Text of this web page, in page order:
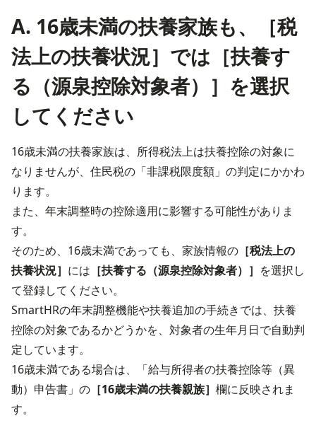
A. 16歳未満の扶養家族も、［税
法上の扶養状況］では［扶養す
る（源泉控除対象者）］を選択
してください
16歳未満の扶養家族は、所得税法上は扶養控除の対象に
なりませんが、住民税の「非課税限度額」の判定にかかわ
ります。
また、年末調整時の控除適用に影響する可能性がありま
す。
そのため、16歳未満であっても、家族情報の ［税法上の
扶養状況］ には ［扶養する（源泉控除対象者）］ を選択し
て登録してください。
SmartHRの年末調整機能や扶養追加の手続きでは、扶養
控除の対象であるかどうかを、対象者の生年月日で自動判
定しています。
16歳未満である場合は、「給与所得者の扶養控除等（異
動）申告書」の ［16歳未満の扶養親族］ 欄に反映されま
す。